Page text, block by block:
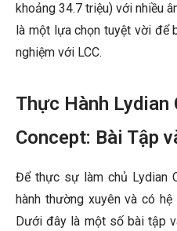
khoảng 34.7 triệu) với nhiều
là một lựa chọn tuyệt vời để
nghiệm với LCC.
Thực Hành Lydian
Concept: Bài Tập
Để thực sự làm chủ Lydian
hành thường xuyên và có
Dưới đây là một số bài tập